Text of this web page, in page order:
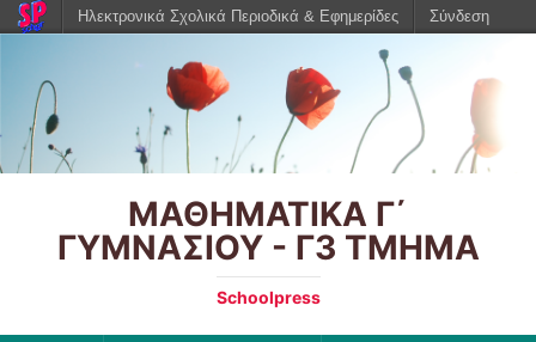
ΜΑΘΗΜΑΤΙΚΑ Γ΄
ΓΥΜΝΑΣΙΟΥ - Γ3 ΤΜΗΜΑ
Schoolpress
Ηλεκτρονικά Σχολικά Περιοδικά & Εφημερίδες Σύνδεση